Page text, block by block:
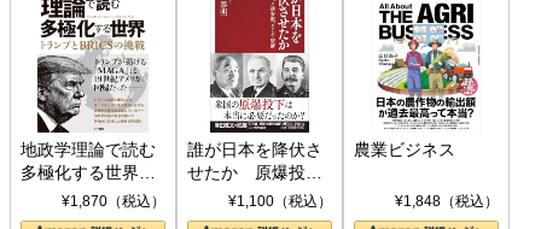
地政学理論で読む
多極化する世界：
トランプとBRICS
の挑戦
¥1,870（税込）
誰が日本を降伏さ
せたか 原爆投
下、ソ連参戦、そ
して聖断 (PHP新
¥1,100（税込）
農業ビジネス
¥1,848（税込）